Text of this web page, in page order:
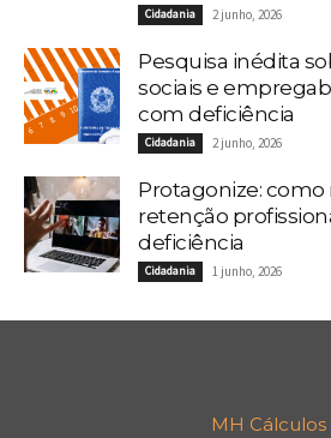
Cidadania 2 junho, 2026
Pesquisa inédita
sociais e
com deficiência
Cidadania 2 junho, 2026
Protagonize: como
retenção
deficiência
Cidadania 1 junho, 2026
MH Cálculos